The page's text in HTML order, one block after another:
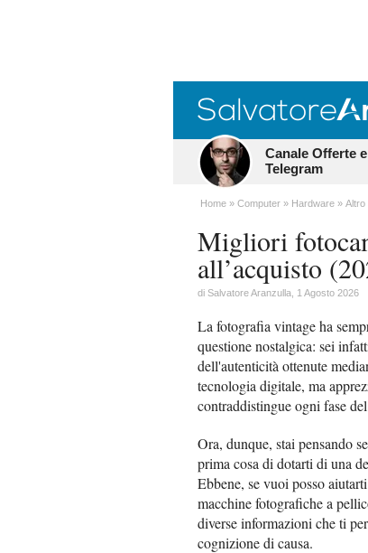
Canale Offerte
Telegram
Home Computer Hardware Altro
Migliori
all’acquisto
di Salvatore Aranzulla , 1 Agosto 2026
La fotografia vintage ha
questione nostalgica: sei
dell'autenticità ottenute
tecnologia digitale, ma
contraddistingue ogni fase
Ora, dunque, stai pensando
prima cosa di dotarti di una
Ebbene, se vuoi posso
macchine fotografiche a
diverse informazioni che ti
cognizione di causa.